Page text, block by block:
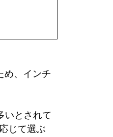
め、インチ
いとされて
じて選ぶ